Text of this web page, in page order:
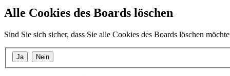
Alle Cookies des Boards löschen
Sind Sie sich sicher, dass Sie alle Cookies des Boards löschen